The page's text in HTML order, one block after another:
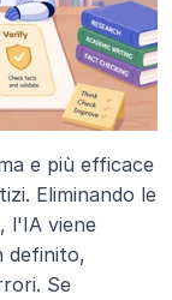
e più efficace
Eliminando le
l'IA viene
definito,
Se